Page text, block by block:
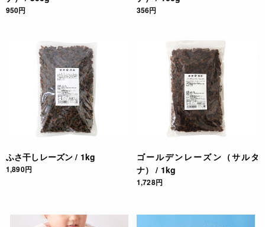
950円 356円
ふさ干しレーズン / 1kg
1,890円
ゴールデンレーズン（サルタ
ナ） / 1kg
1,728円